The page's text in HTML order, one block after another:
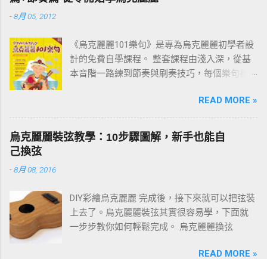
-8月 05, 2012
《烏克麗麗101樂句》是專為烏克麗麗初學者設
計的免費自學課程。 整套課程由淺入深，從基
本音階一路練到節奏與刷奏技巧，每個樂句都
問，歡迎在文章下方留言討論。 建議從第一課
「001 C調基本音階」開始，依序往下練；若你
還不清楚為什麼要練樂句，請先看 〈為什麼要
練習烏克麗麗101樂句？〉 這篇。
READ MORE »
烏克麗麗裝弦教學：10步驟圖解，新手也能自
己換弦
-8月 08, 2016
DIY彩繪烏克麗麗 完成後，接下來就可以把弦裝
上去了。烏克麗麗裝弦其實很容易學，下面就
一步步教你如何輕鬆完成。 烏克麗麗換弦
READ MORE »